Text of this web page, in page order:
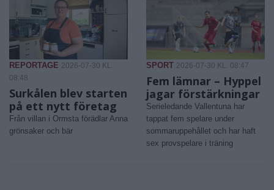
REPORTAGE 2026-07-30 KL.
08:48
Surkålen blev starten
på ett nytt företag
Från villan i Ormsta förädlar Anna
grönsaker och bär
SPORT 2026-07-30 KL. 08:47
Fem lämnar – Hyppel
jagar förstärkningar
Serieledande Vallentuna har
tappat fem spelare under
sommaruppehållet och har haft
sex provspelare i träning